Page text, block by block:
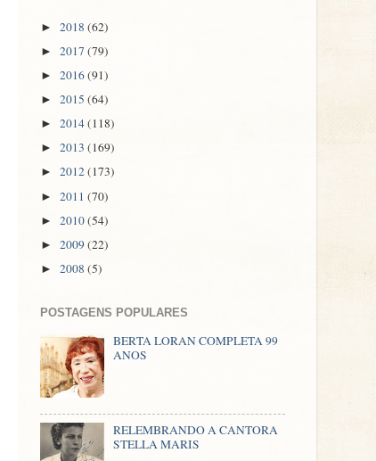
► 2018 (62)
► 2017 (79)
► 2016(91)
► 2015 (64)
► 2014(118)
► 2013 (169)
► 2012(173)
► 2011 (70)
► 2010(54)
► 2009(22)
► 2008 (5)
POSTAGENS POPULARES
BERTA LORAN COMPLETA 99
ANOS
RELEMBRANDO A CANTORA
STELLA MARIS